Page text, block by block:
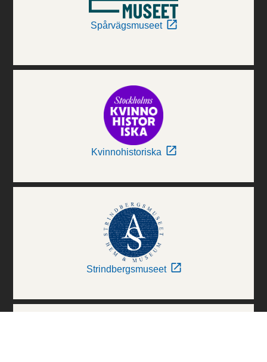
Spårvägsmuseet
Kvinnohistoriska
Strindbergsmuseet